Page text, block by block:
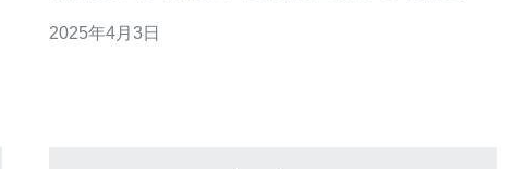
空间云服务器具有高性能、可靠性强的特点。 台湾云空间
2025年4月3日